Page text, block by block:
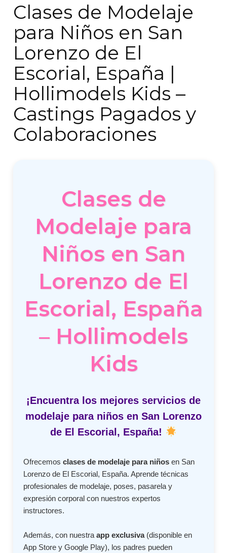
Clases de Modelaje
para Niños en San
Lorenzo de El
Escorial, España |
Hollimodels Kids –
Castings Pagados y
Colaboraciones
Clases de
Modelaje para
Niños en San
Lorenzo de El
Escorial, España
– Hollimodels
Kids
¡Encuentra los mejores servicios de
modelaje para niños en San Lorenzo
de El Escorial, España!
Ofrecemosclases de modelaje para niños en San
Lorenzo de El Escorial, España. Aprende técnicas
profesionales de modelaje, poses, pasarela y
expresión corporal con nuestros expertos
instructores.
Además, con nuestraapp exclusiva(disponible en
App Store y Google Play), los padres pueden